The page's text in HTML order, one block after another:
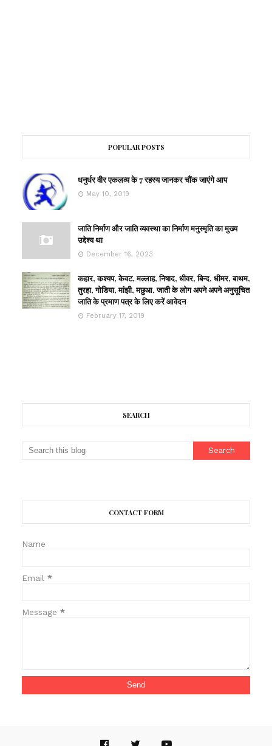
POPULAR POSTS
धनुर्धर वीर एकलव्य के 7 रहस्य जानकर चौंक जाएंगे आप
May 10, 2019
जाति निर्माण और जाति व्यवस्था का निर्माण मनुस्मृति का मुख्य
उद्देश्य था
December 16, 2023
कहार, कश्यप, केवट, मल्लाह, निषाद, धीवर, बिन्द, धीमर, बाथम,
तुरहा, गोडिया, मांझी, मछुआ, जाती के लोग अपने अपने अनुसूचित
जाति के प्रमाण पत्र के लिए करें आवेदन
February 17, 2019
SEARCH
CONTACT FORM
Name
Email *
Message *